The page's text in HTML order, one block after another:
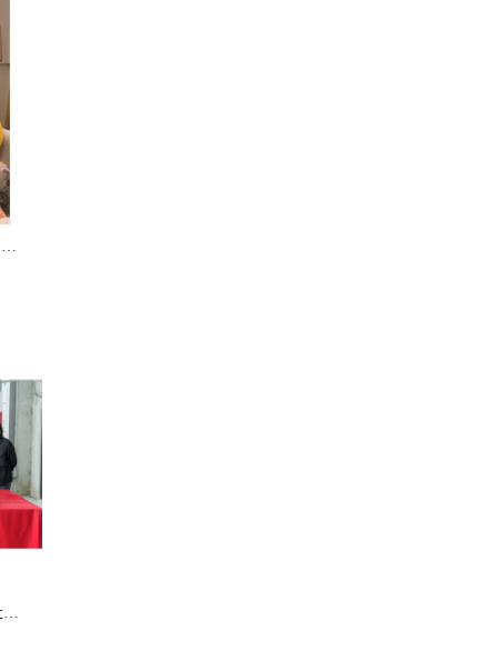
數智印刷新領域｜專訪 好利印科技（香港）有限公司 （AF Systems）
起動深水埗：DX設計館形塑社區創意新地標